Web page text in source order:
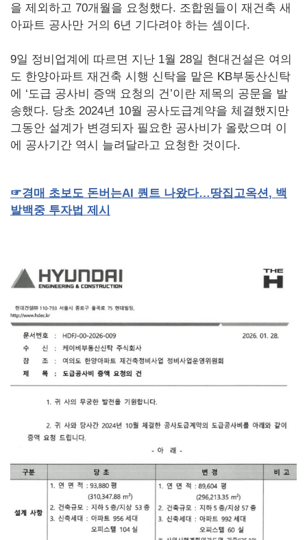
을 제외하고 70개월을 요청했다. 조합원들이 재건축 새
아파트 공사만 거의 6년 기다려야 하는 셈이다.
9일 정비업계에 따르면 지난 1월 28일 현대건설은 여의
도 한양아파트 재건축 시행 신탁을 맡은 KB부동산신탁
에 ‘도급 공사비 증액 요청의 건’이란 제목의 공문을 발
송했다. 당초 2024년 10월 공사도급계약을 체결했지만
그동안 설계가 변경되자 필요한 공사비가 올랐으며 이
에 공사기간 역시 늘려달라고 요청한 것이다.
☞경매 초보도 돈버는AI 퀀트 나왔다…땅집고옥션 , 백
발백중 투자법 제시